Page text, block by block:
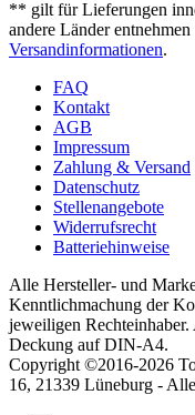
** gilt für Lieferungen
andere Länder
Versandinformationen.
FAQ
Kontakt
AGB
Impressum
Zahlung & Versand
Datenschutz
Stellenangebote
Widerrufsrecht
Batteriehinweise
Alle Hersteller- und
Kenntlichmachung der
jeweiligen
Deckung auf DIN-A4.
Copyright ©2016-2026
16, 21339 Lüneburg -